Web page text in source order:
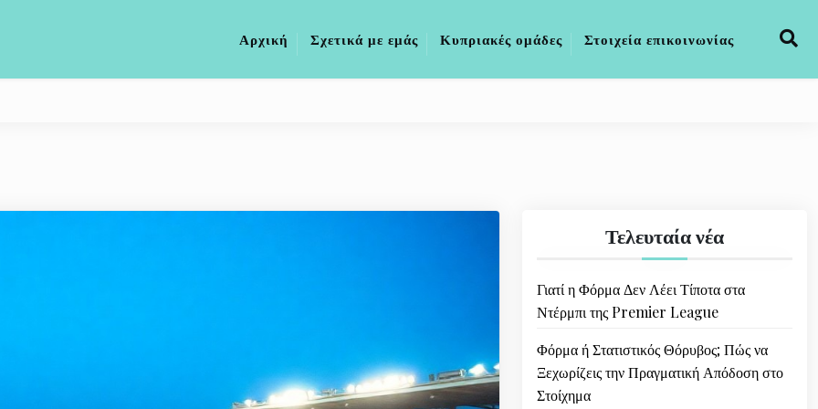
Αρχική Σχετικά με εμάς Κυπριακές ομάδες Στοιχεία επικοινωνίας
Τελευταία νέα
Γιατί η Φόρμα Δεν Λέει Τίποτα στα
Ντέρμπι της Premier League
Φόρμα ή Στατιστικός Θόρυβος; Πώς να
Ξεχωρίζεις την Πραγματική Απόδοση στο
Στοίχημα